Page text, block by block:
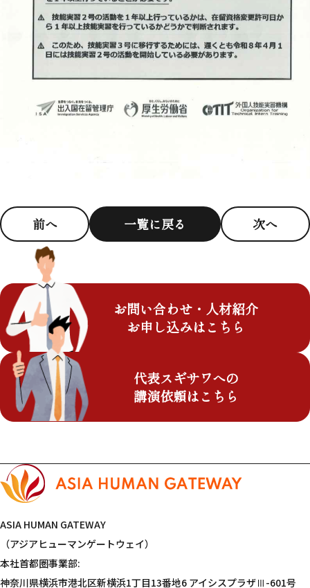
前へ 一覧に戻る 次へ
お問い合わせ・人材紹介
お申し込みはこちら
代表スギサワへの
講演依頼はこちら
ASIA HUMAN GATEWAY
（アジアヒューマンゲートウェイ）
本社首都圏事業部:
神奈川県横浜市港北区新横浜1丁目13番地6 アイシスプラザⅢ-601号